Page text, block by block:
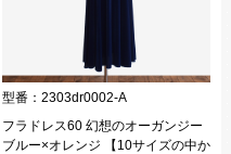
型番： 2303dr0002-A
フラドレス60 幻想のオーガンジー
ブルー×オレンジ 【10サイズの中か